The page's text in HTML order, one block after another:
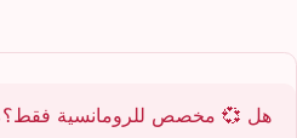
هل 💞 مخصص للرومانسية فقط؟